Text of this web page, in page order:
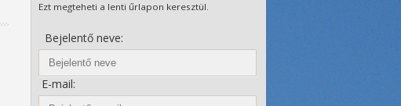
Ezt megteheti a lenti űrlapon keresztül.
Bejelentő neve:
E-mail: